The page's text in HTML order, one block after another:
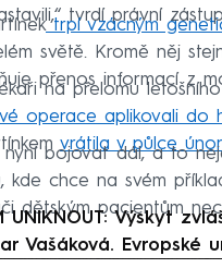
tvrdí právní
trpí vzácným
světě. Kromě něj
přenos informací z
na přelomu
operace aplikovali do
vrátila v půlce
nyní bojovat dál, a to
kde chce na svém
dětským pacientům
UNIKNOUT: Výskyt
Vašáková.